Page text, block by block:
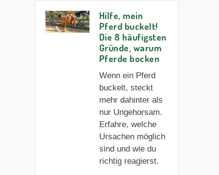
Hilfe, mein
Pferd buckelt!
Die 8 häufigsten
Gründe, warum
Pferde bocken
Wenn ein Pferd
buckelt, steckt
mehr dahinter als
nur Ungehorsam.
Erfahre, welche
Ursachen möglich
sind und wie du
richtig reagierst.